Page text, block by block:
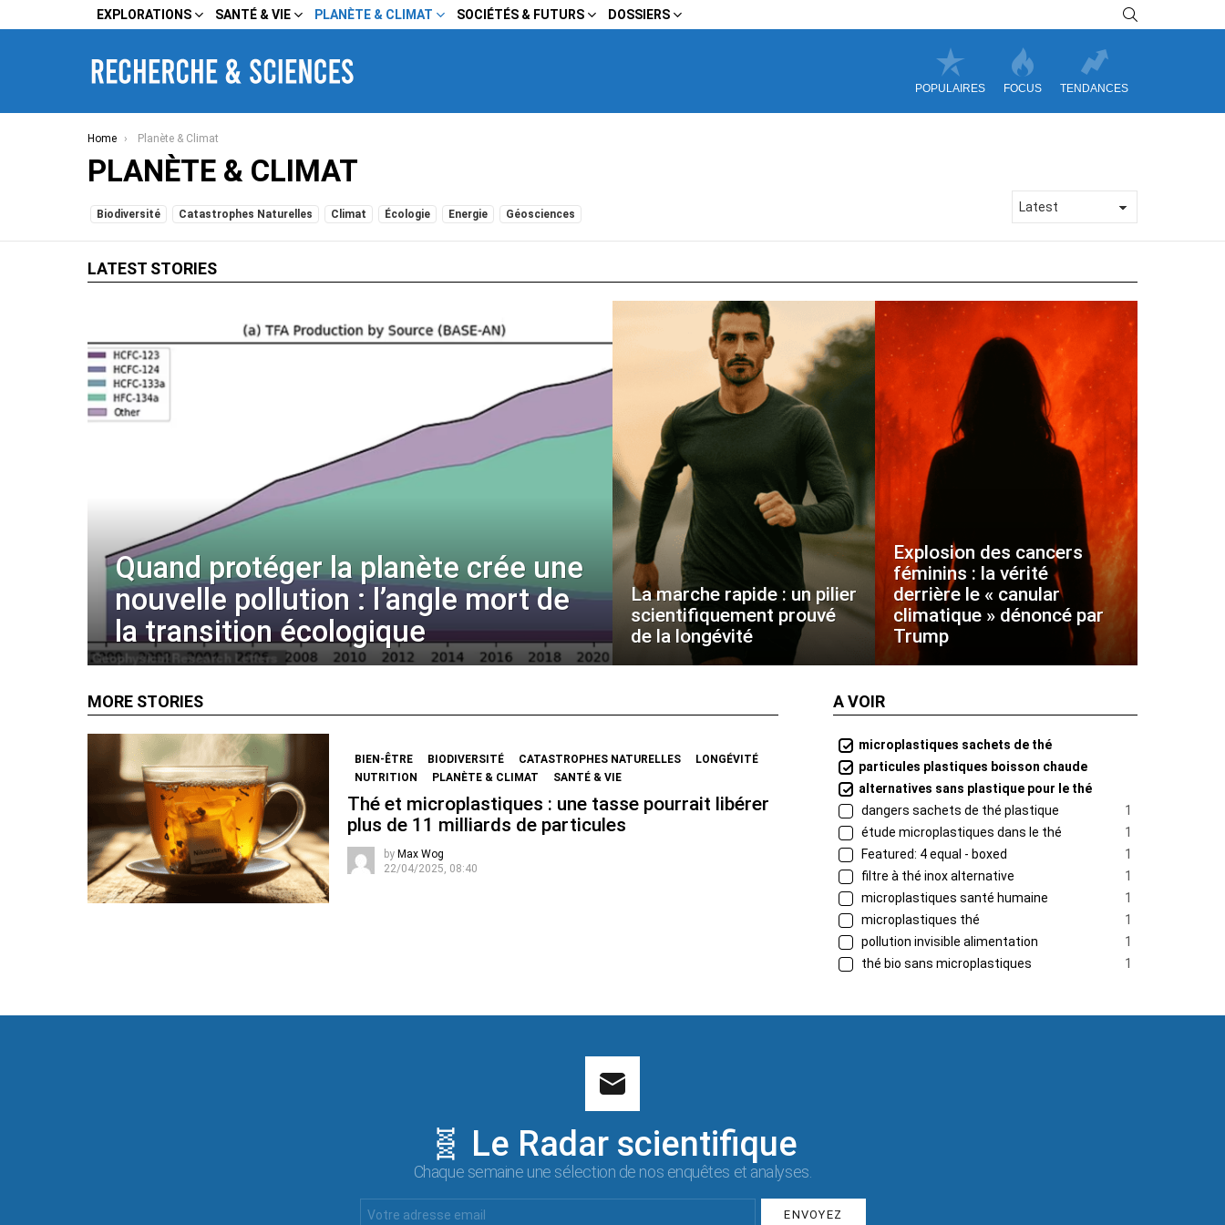
EXPLORATIONS SANTÉ & VIE PLANÈTE & CLIMAT SOCIÉTÉS & FUTURS DOSSIERS
POPULAIRES FOCUS TENDANCES
You are here:
Home Planète & Climat
PLANÈTE & CLIMAT
SUBTERMS
Biodiversité Catastrophes Naturelles Climat Écologie Energie Géosciences
LATEST STORIES
Quand protéger la planète crée une
nouvelle pollution : l’angle mort de
la transition écologique
La marche rapide : un pilier
scientifiquement prouvé
de la longévité
Explosion des cancers
féminins : la vérité
derrière le « canular
climatique » dénoncé par
Trump
MORE STORIES
BIEN-ÊTRE BIODIVERSITÉ CATASTROPHES NATURELLES
LONGÉVITÉ
NUTRITION
PLANÈTE & CLIMAT SANTÉ & VIE
Thé et microplastiques : une tasse pourrait libérer
plus de 11 milliards de particules
by Max Wog
22/04/2025, 08:40
A VOIR
microplastiques sachets de thé
particules plastiques boisson chaude
alternatives sans plastique pour le thé
dangers sachets de thé plastique
1
étude microplastiques dans le thé
1
Featured: 4 equal - boxed
1
filtre à thé inox alternative
1
microplastiques santé humaine
1
microplastiques thé
1
pollution invisible alimentation
1
thé bio sans microplastiques
1
🧬 Le Radar scientifique
Chaque semaine une sélection de nos enquêtes et analyses.
Email